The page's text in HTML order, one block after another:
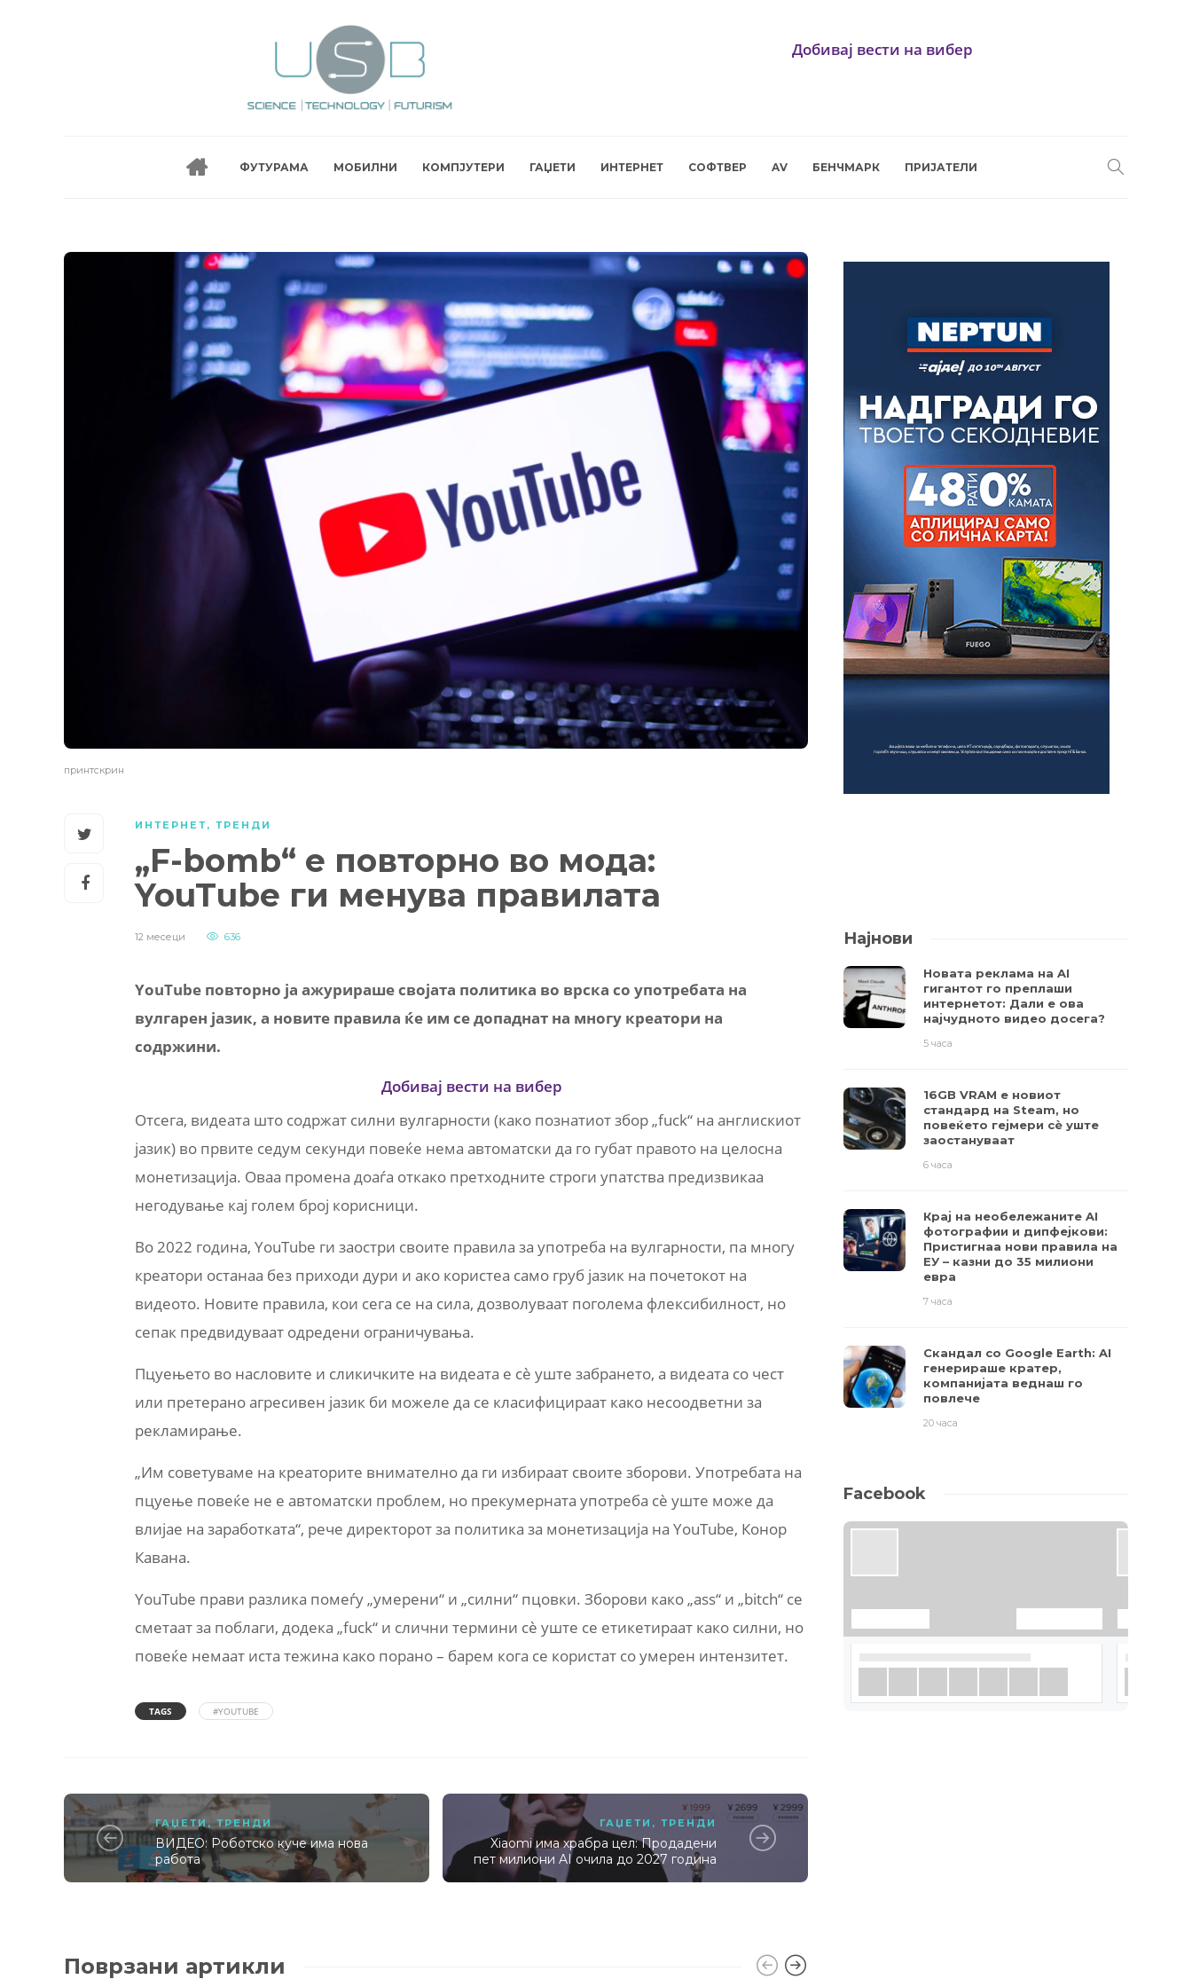
Добивај вести на вибер
ФУТУРАМА МОБИЛНИ КОМПЈУТЕРИ ГАЏЕТИ ИНТЕРНЕТ СОФТВЕР AV БЕНЧМАРК ПРИЈАТЕЛИ
принтскрин
ИНТЕРНЕТ, ТРЕНДИ
„F-bomb“ е повторно во мода:
YouTube ги менува правилата
12 месеци 636
YouTube повторно ја ажурираше својата политика во врска со употребата на
вулгарен јазик, а новите правила ќе им се допаднат на многу креатори на
содржини.
Добивај вести на вибер
Отсега, видеата што содржат силни вулгарности (како познатиот збор „fuck“ на англискиот
јазик) во првите седум секунди повеќе нема автоматски да го губат правото на целосна
монетизација. Оваа промена доаѓа откако претходните строги упатства предизвикаа
негодување кај голем број корисници.
Во 2022 година, YouTube ги заостри своите правила за употреба на вулгарности, па многу
креатори останаа без приходи дури и ако користеа само груб јазик на почетокот на
видеото. Новите правила, кои сега се на сила, дозволуваат поголема флексибилност, но
сепак предвидуваат одредени ограничувања.
Пцуењето во насловите и сликичките на видеата е сè уште забрането, а видеата со чест
или претерано агресивен јазик би можеле да се класифицираат како несоодветни за
рекламирање.
„Им советуваме на креаторите внимателно да ги избираат своите зборови. Употребата на
пцуење повеќе не е автоматски проблем, но прекумерната употреба сè уште може да
влијае на заработката“, рече директорот за политика за монетизација на YouTube, Конор
Кавана.
YouTube прави разлика помеѓу „умерени“ и „силни“ пцовки. Зборови како „ass“ и „bitch“ се
сметаат за поблаги, додека „fuck“ и слични термини сè уште се етикетираат како силни, но
повеќе немаат иста тежина како порано – барем кога се користат со умерен интензитет.
TAGS #YOUTUBE
ГАЏЕТИ,ТРЕНДИ
ВИДЕО: Роботско куче има нова
работа
ГАЏЕТИ ,ТРЕНДИ
Xiaomi има храбра цел: Продадени
пет милиони AI очила до 2027 година
Поврзани артикли
Најнови
Новата реклама на AI
гигантот го преплаши
интернетот: Дали е ова
најчудното видео досега?
5 часа
16GB VRAM е новиот
стандард на Steam, но
повеќето гејмери ​​сè уште
заостануваат
6 часа
Крај на необележаните AI
фотографии и дипфејкови:
Пристигнаа нови правила на
ЕУ – казни до 35 милиони
евра
7 часа
Скандал со Google Earth: AI
генерираше кратер,
компанијата веднаш го
повлече
20 часа
Facebook